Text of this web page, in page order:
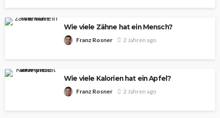
Wie viele Zähne hat ein Mensch?
Franz Rosner 2 Jahren ago
Wie viele Kalorien hat ein Apfel?
Franz Rosner 2 Jahren ago